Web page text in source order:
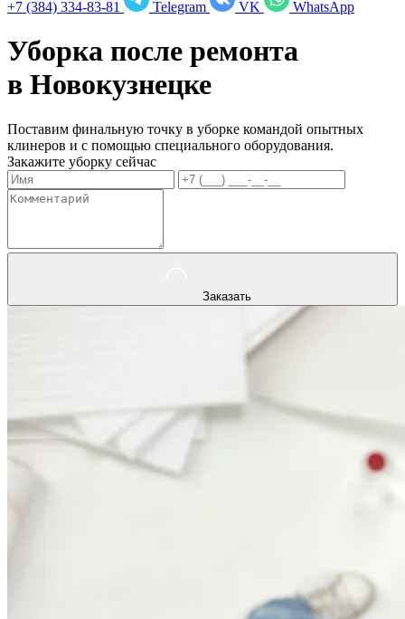
+7 (384) 334-83-81 Telegram VK WhatsApp
Уборка после ремонта
в Новокузнецке
Поставим финальную точку в уборке командой опытных
клинеров и с помощью специального оборудования.
Закажите уборку сейчас
Заказать